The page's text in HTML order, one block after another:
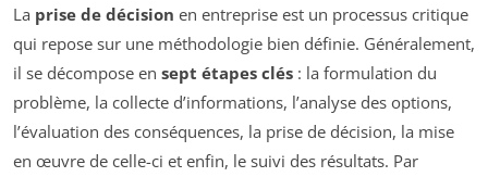
La prise de décision en entreprise est un processus critique
qui repose sur une méthodologie bien définie. Généralement,
il se décompose en sept étapes clés : la formulation du
problème, la collecte d’informations, l’analyse des options,
l’évaluation des conséquences, la prise de décision, la mise
en œuvre de celle-ci et enfin, le suivi des résultats. Par